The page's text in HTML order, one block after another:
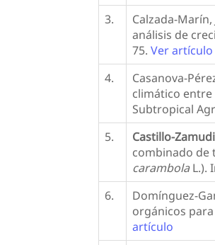
3.
Calzada-Marín,
análisis de
75.Ver artículo
4.
Casanova-
climático
Subtropical
5.
Castillo-
combinado de
carambolaL.).
6.
Domínguez-
orgánicos
artículo